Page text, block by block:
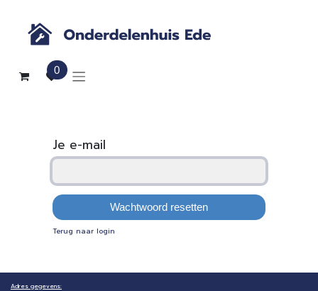
0
Je e-mail
Wachtwoord resetten
Terug naar login
Adres gegevens: